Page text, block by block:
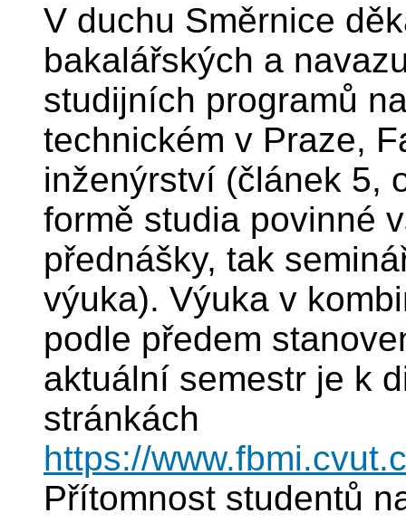
V duchu Směrnice
bakalářských a
studijních programů
technickém v Praze,
inženýrství (článek 5,
formě studia povinné
přednášky, tak
výuka). Výuka v
podle předem
aktuální semestr je k
stránkách
https://
Přítomnost studentů